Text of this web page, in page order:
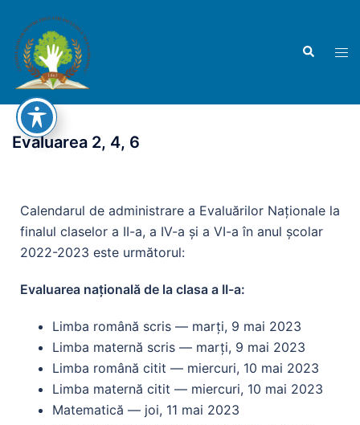
Evaluarea 2, 4, 6
Calendarul de administrare a Evaluărilor Naţionale la
finalul claselor a II-a, a IV-a şi a VI-a în anul şcolar
2022-2023 este următorul:
Evaluarea națională de la clasa a II-a:
Limba română scris — marți, 9 mai 2023
Limba maternă scris — marți, 9 mai 2023
Limba română citit — miercuri, 10 mai 2023
Limba maternă citit — miercuri, 10 mai 2023
Matematică — joi, 11 mai 2023